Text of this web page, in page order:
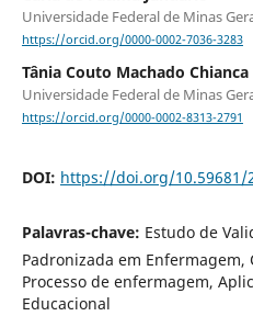
Universidade Federal de Minas
https://orcid.org/0000-0002-7036-3283
Tânia Couto Machado Chianca
Universidade Federal de Minas
https://orcid.org/0000-0002-8313-2791
DOI: https://doi.org/10.59681/
Palavras-chave: Estudo de
Padronizada em
Processo de enfermagem,
Educacional